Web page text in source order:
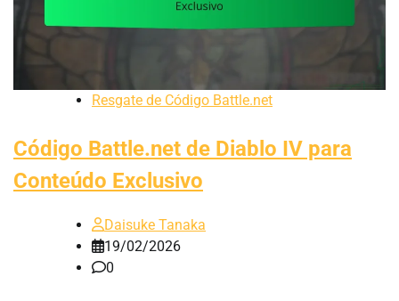
Resgate de Código Battle.net
Código Battle.net de Diablo IV para
Conteúdo Exclusivo
Daisuke Tanaka
19/02/2026
0